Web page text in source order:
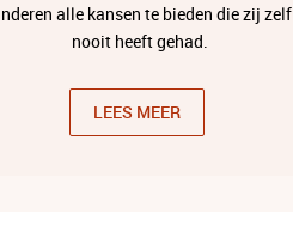
alle kansen te bieden die zij zelf
nooit heeft gehad.
LEES MEER